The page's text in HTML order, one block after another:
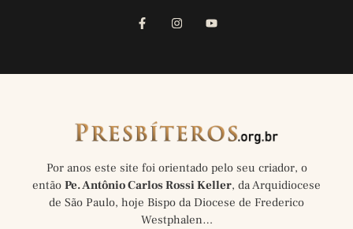
Por anos este site foi orientado pelo seu criador, o
então Pe. Antônio Carlos Rossi Keller, da Arquidiocese
de São Paulo, hoje Bispo da Diocese de Frederico
Westphalen…